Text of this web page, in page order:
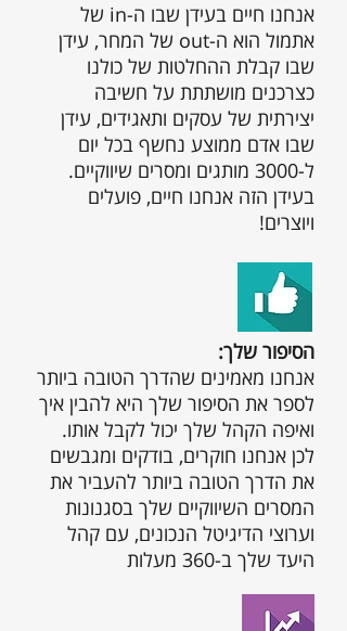
אנחנו חיים בעידן שבו ה-in של
אתמול הוא ה-out של המחר, עידן
שבו קבלת ההחלטות של כולנו
כצרכנים מושתתת על חשיבה
יצירתית של עסקים ותאגידים, עידן
שבו אדם ממוצע נחשף בכל יום
ל-3000 מותגים ומסרים שיווקיים.
בעידן הזה אנחנו חיים, פועלים
ויוצרים!
:הסיפור שלך
אנחנו מאמינים שהדרך הטובה ביותר
לספר את הסיפור שלך היא להבין איך
ואיפה הקהל שלך יכול לקבל אותו.
לכן אנחנו חוקרים, בודקים ומגבשים
את הדרך הטובה ביותר להעביר את
המסרים השיווקיים שלך בסגנונות
וערוצי הדיגיטל הנכונים, עם קהל
היעד שלך ב-360 מעלות